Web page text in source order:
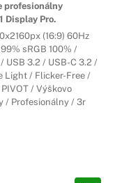
profesionálny
Display Pro.
(16:9) 60Hz
sRGB 100% /
USB 3.2 / USB-C 3.2 /
Light / Flicker-Free /
/ Výškovo
/ Profesionálny / 3r